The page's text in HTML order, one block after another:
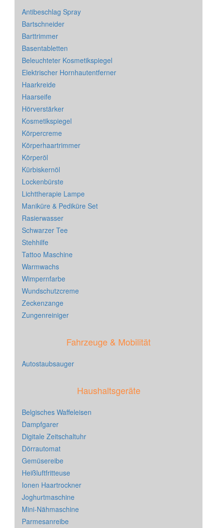
Antibeschlag Spray
Bartschneider
Barttrimmer
Basentabletten
Beleuchteter Kosmetikspiegel
Elektrischer Hornhautentferner
Haarkreide
Haarseife
Hörverstärker
Kosmetikspiegel
Körpercreme
Körperhaartrimmer
Körperöl
Kürbiskernöl
Lockenbürste
Lichttherapie Lampe
Maniküre & Pediküre Set
Rasierwasser
Schwarzer Tee
Stehhilfe
Tattoo Maschine
Warmwachs
Wimpernfarbe
Wundschutzcreme
Zeckenzange
Zungenreiniger
Fahrzeuge & Mobilität
Autostaubsauger
Haushaltsgeräte
Belgisches Waffeleisen
Dampfgarer
Digitale Zeitschaltuhr
Dörrautomat
Gemüsereibe
Heißluftfritteuse
Ionen Haartrockner
Joghurtmaschine
Mini-Nähmaschine
Parmesanreibe